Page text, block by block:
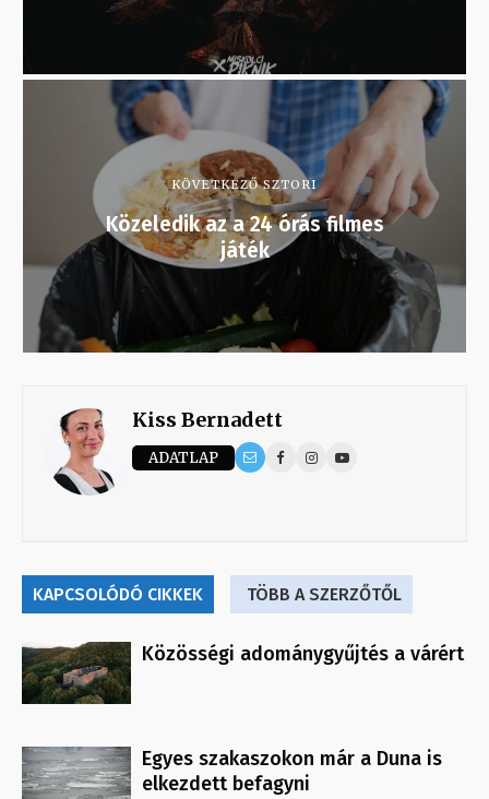
KÖVETKEZŐ SZTORI
Közeledik az a 24 órás filmes
játék
Kiss Bernadett
ADATLAP
KAPCSOLÓDÓ CIKKEK TÖBB A SZERZŐTŐL
Közösségi adománygyűjtés a várért
Egyes szakaszokon már a Duna is
elkezdett befagyni